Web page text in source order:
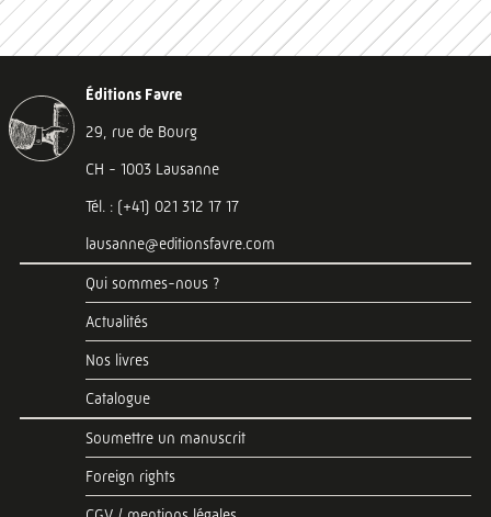
Éditions Favre
29, rue de Bourg
CH - 1003 Lausanne
Tél. : (+41) 021 312 17 17
lausanne@editionsfavre.com
Qui sommes-nous ?
Actualités
Nos livres
Catalogue
Soumettre un manuscrit
Foreign rights